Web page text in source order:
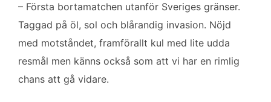
– Första bortamatchen utanför Sveriges gränser.
Taggad på öl, sol och blårandig invasion. Nöjd
med motståndet, framförallt kul med lite udda
resmål men känns också som att vi har en rimlig
chans att gå vidare.